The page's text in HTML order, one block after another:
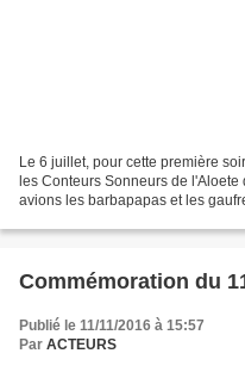
Le 6 juillet, pour cette première
les Conteurs Sonneurs de
avions les barbapapas et les
Commémoration du
Publié le 11/11/2016 à 15:57
Par ACTEURS